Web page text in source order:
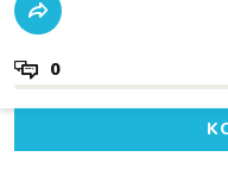
0